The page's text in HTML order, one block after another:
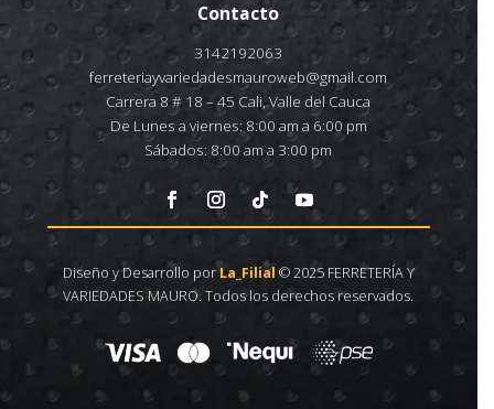
Contacto
3142192063
ferreteriayvariedadesmauroweb@gmail.com
Carrera 8 # 18 – 45 Cali, Valle del Cauca
De Lunes a viernes: 8:00 am a 6:00 pm
Sábados: 8:00 am a 3:00 pm
Diseño y Desarrollo porLa_Filial © 2025 FERRETERÍA Y
VARIEDADES MAURO. Todos los derechos reservados.